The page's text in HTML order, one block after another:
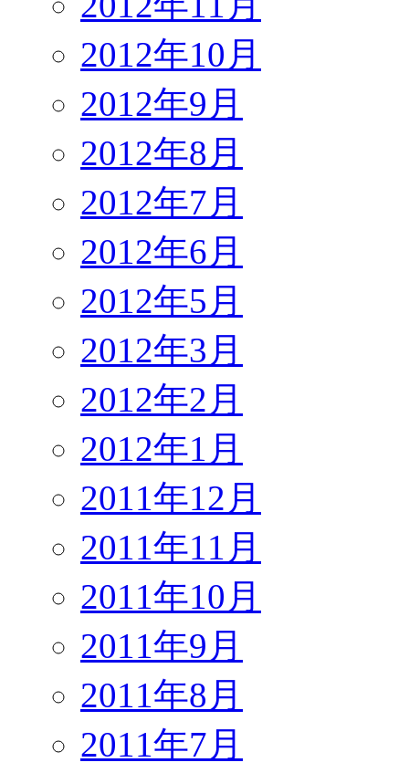
2012年10月
2012年9月
2012年8月
2012年7月
2012年6月
2012年5月
2012年3月
2012年2月
2012年1月
2011年12月
2011年11月
2011年10月
2011年9月
2011年8月
2011年7月